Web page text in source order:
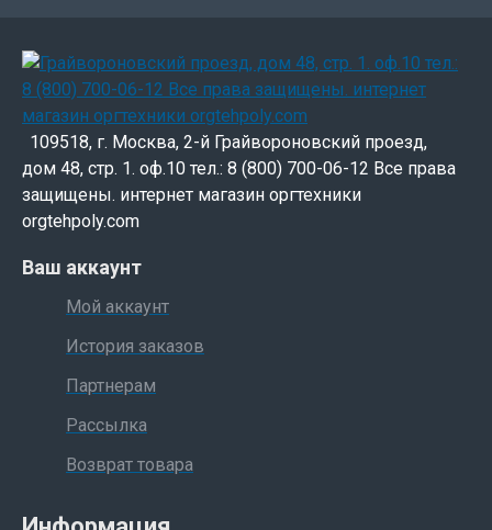
109518, г. Москва, 2-й Грайвороновский проезд,
дом 48, стр. 1. оф.10 тел.: 8 (800) 700-06-12 Все права
защищены. интернет магазин оргтехники
orgtehpoly.com
Ваш аккаунт
Мой аккаунт
История заказов
Партнерам
Рассылка
Возврат товара